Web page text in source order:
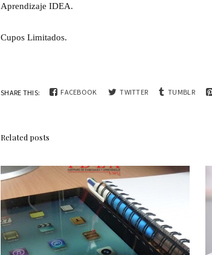
Aprendizaje IDEA.
Cupos Limitados.
SHARE THIS: FACEBOOK TWITTER TUMBLR
Related posts